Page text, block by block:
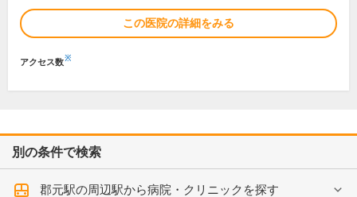
この医院の詳細をみる
アクセス数※
別の条件で検索
郡元駅の周辺駅から病院・クリニックを探す